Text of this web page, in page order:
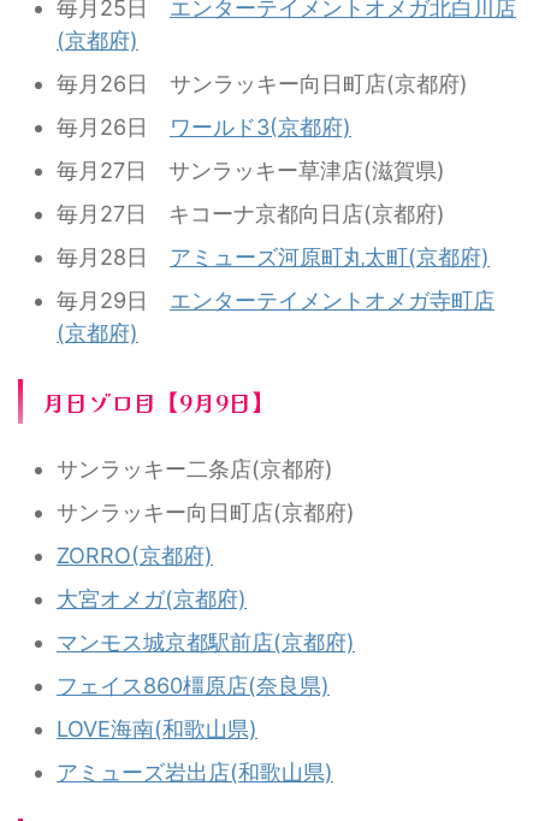
毎月25日 エンターテイメントオメガ北白川店
(京都府)
毎月26日 サンラッキー向日町店(京都府)
毎月26日 ワールド3(京都府)
毎月27日 サンラッキー草津店(滋賀県)
毎月27日 キコーナ京都向日店(京都府)
毎月28日 アミューズ河原町丸太町(京都府)
毎月29日 エンターテイメントオメガ寺町店
(京都府)
月日ゾロ目【9月9日】
サンラッキー二条店(京都府)
サンラッキー向日町店(京都府)
ZORRO(京都府)
大宮オメガ(京都府)
マンモス城京都駅前店(京都府)
フェイス860橿原店(奈良県)
LOVE海南(和歌山県)
アミューズ岩出店(和歌山県)